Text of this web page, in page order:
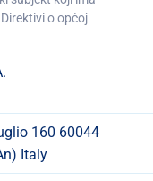
o općoj
160 60044
Italy